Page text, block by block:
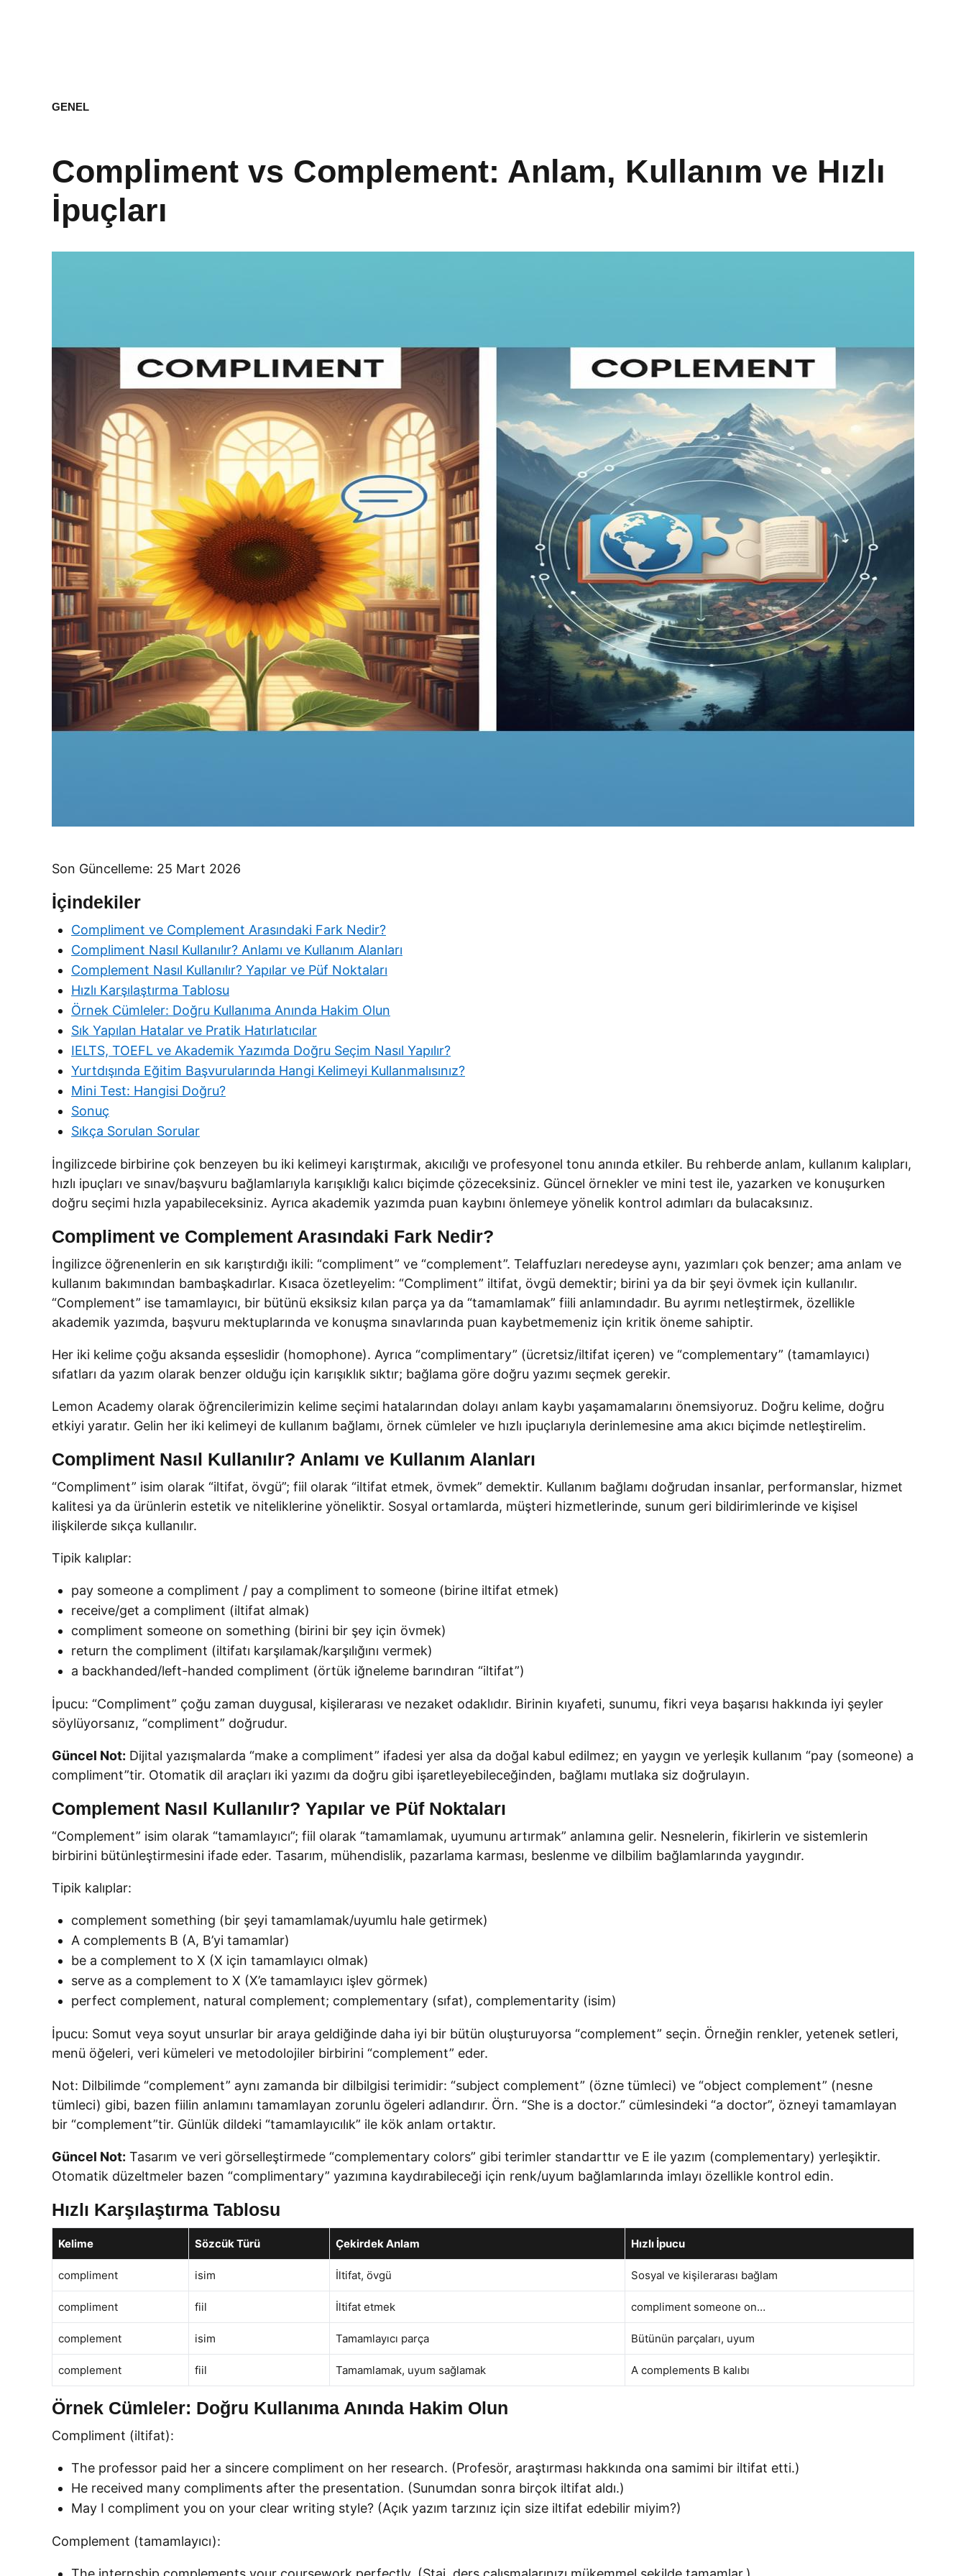
GENEL
Compliment vs Complement: Anlam, Kullanım ve Hızlı
İpuçları
Son Güncelleme: 25 Mart 2026
İçindekiler
Compliment ve Complement Arasındaki Fark Nedir?
Compliment Nasıl Kullanılır? Anlamı ve Kullanım Alanları
Complement Nasıl Kullanılır? Yapılar ve Püf Noktaları
Hızlı Karşılaştırma Tablosu
Örnek Cümleler: Doğru Kullanıma Anında Hakim Olun
Sık Yapılan Hatalar ve Pratik Hatırlatıcılar
IELTS, TOEFL ve Akademik Yazımda Doğru Seçim Nasıl Yapılır?
Yurtdışında Eğitim Başvurularında Hangi Kelimeyi Kullanmalısınız?
Mini Test: Hangisi Doğru?
Sonuç
Sıkça Sorulan Sorular
İngilizcede birbirine çok benzeyen bu iki kelimeyi karıştırmak, akıcılığı ve profesyonel tonu anında etkiler. Bu rehberde anlam, kullanım kalıpları,
hızlı ipuçları ve sınav/başvuru bağlamlarıyla karışıklığı kalıcı biçimde çözeceksiniz. Güncel örnekler ve mini test ile, yazarken ve konuşurken
doğru seçimi hızla yapabileceksiniz. Ayrıca akademik yazımda puan kaybını önlemeye yönelik kontrol adımları da bulacaksınız.
Compliment ve Complement Arasındaki Fark Nedir?
İngilizce öğrenenlerin en sık karıştırdığı ikili: “compliment” ve “complement”. Telaffuzları neredeyse aynı, yazımları çok benzer; ama anlam ve
kullanım bakımından bambaşkadırlar. Kısaca özetleyelim: “Compliment” iltifat, övgü demektir; birini ya da bir şeyi övmek için kullanılır.
“Complement” ise tamamlayıcı, bir bütünü eksiksiz kılan parça ya da “tamamlamak” fiili anlamındadır. Bu ayrımı netleştirmek, özellikle
akademik yazımda, başvuru mektuplarında ve konuşma sınavlarında puan kaybetmemeniz için kritik öneme sahiptir.
Her iki kelime çoğu aksanda eşseslidir (homophone). Ayrıca “complimentary” (ücretsiz/iltifat içeren) ve “complementary” (tamamlayıcı)
sıfatları da yazım olarak benzer olduğu için karışıklık sıktır; bağlama göre doğru yazımı seçmek gerekir.
Lemon Academy olarak öğrencilerimizin kelime seçimi hatalarından dolayı anlam kaybı yaşamamalarını önemsiyoruz. Doğru kelime, doğru
etkiyi yaratır. Gelin her iki kelimeyi de kullanım bağlamı, örnek cümleler ve hızlı ipuçlarıyla derinlemesine ama akıcı biçimde netleştirelim.
Compliment Nasıl Kullanılır? Anlamı ve Kullanım Alanları
“Compliment” isim olarak “iltifat, övgü”; fiil olarak “iltifat etmek, övmek” demektir. Kullanım bağlamı doğrudan insanlar, performanslar, hizmet
kalitesi ya da ürünlerin estetik ve niteliklerine yöneliktir. Sosyal ortamlarda, müşteri hizmetlerinde, sunum geri bildirimlerinde ve kişisel
ilişkilerde sıkça kullanılır.
Tipik kalıplar:
pay someone a compliment / pay a compliment to someone (birine iltifat etmek)
receive/get a compliment (iltifat almak)
compliment someone on something (birini bir şey için övmek)
return the compliment (iltifatı karşılamak/karşılığını vermek)
a backhanded/left-handed compliment (örtük iğneleme barındıran “iltifat”)
İpucu: “Compliment” çoğu zaman duygusal, kişilerarası ve nezaket odaklıdır. Birinin kıyafeti, sunumu, fikri veya başarısı hakkında iyi şeyler
söylüyorsanız, “compliment” doğrudur.
Güncel Not: Dijital yazışmalarda “make a compliment” ifadesi yer alsa da doğal kabul edilmez; en yaygın ve yerleşik kullanım “pay (someone) a
compliment”tir. Otomatik dil araçları iki yazımı da doğru gibi işaretleyebileceğinden, bağlamı mutlaka siz doğrulayın.
Complement Nasıl Kullanılır? Yapılar ve Püf Noktaları
“Complement” isim olarak “tamamlayıcı”; fiil olarak “tamamlamak, uyumunu artırmak” anlamına gelir. Nesnelerin, fikirlerin ve sistemlerin
birbirini bütünleştirmesini ifade eder. Tasarım, mühendislik, pazarlama karması, beslenme ve dilbilim bağlamlarında yaygındır.
Tipik kalıplar:
complement something (bir şeyi tamamlamak/uyumlu hale getirmek)
A complements B (A, B’yi tamamlar)
be a complement to X (X için tamamlayıcı olmak)
serve as a complement to X (X’e tamamlayıcı işlev görmek)
perfect complement, natural complement; complementary (sıfat), complementarity (isim)
İpucu: Somut veya soyut unsurlar bir araya geldiğinde daha iyi bir bütün oluşturuyorsa “complement” seçin. Örneğin renkler, yetenek setleri,
menü öğeleri, veri kümeleri ve metodolojiler birbirini “complement” eder.
Not: Dilbilimde “complement” aynı zamanda bir dilbilgisi terimidir: “subject complement” (özne tümleci) ve “object complement” (nesne
tümleci) gibi, bazen fiilin anlamını tamamlayan zorunlu ögeleri adlandırır. Örn. “She is a doctor.” cümlesindeki “a doctor”, özneyi tamamlayan
bir “complement”tir. Günlük dildeki “tamamlayıcılık” ile kök anlam ortaktır.
Güncel Not: Tasarım ve veri görselleştirmede “complementary colors” gibi terimler standarttır ve E ile yazım (complementary) yerleşiktir.
Otomatik düzeltmeler bazen “complimentary” yazımına kaydırabileceği için renk/uyum bağlamlarında imlayı özellikle kontrol edin.
Hızlı Karşılaştırma Tablosu
Kelime Sözcük Türü Çekirdek Anlam Hızlı İpucu
compliment isim İltifat, övgü Sosyal ve kişilerarası bağlam
compliment fiil İltifat etmek compliment someone on…
complement isim Tamamlayıcı parça Bütünün parçaları, uyum
complement fiil Tamamlamak, uyum sağlamak A complements B kalıbı
Örnek Cümleler: Doğru Kullanıma Anında Hakim Olun
Compliment (iltifat):
The professor paid her a sincere compliment on her research. (Profesör, araştırması hakkında ona samimi bir iltifat etti.)
He received many compliments after the presentation. (Sunumdan sonra birçok iltifat aldı.)
May I compliment you on your clear writing style? (Açık yazım tarzınız için size iltifat edebilir miyim?)
Complement (tamamlayıcı):